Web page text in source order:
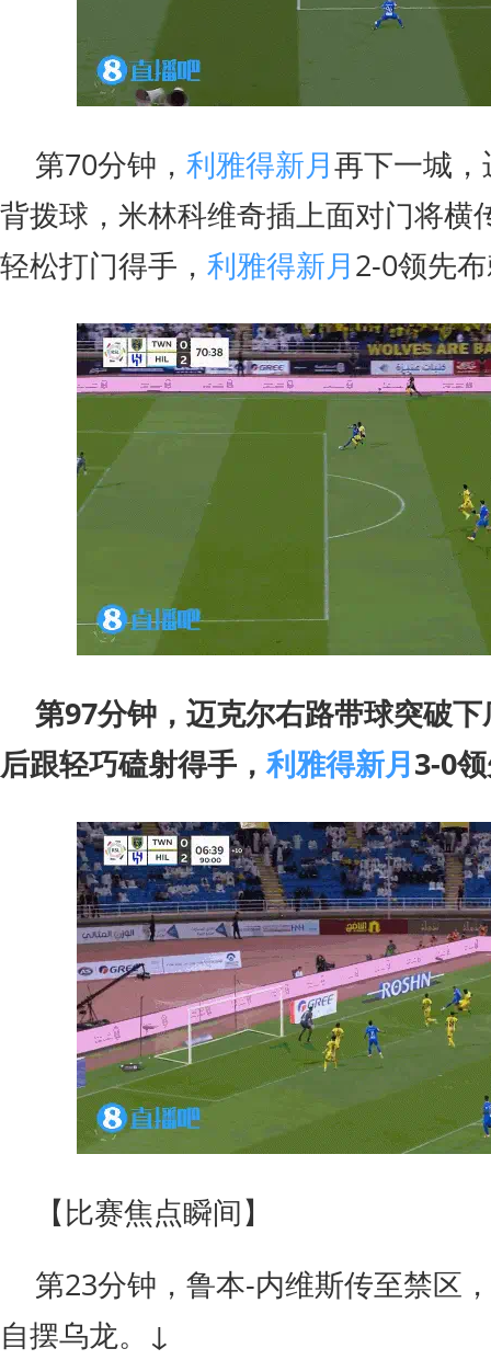
第70分钟， 利雅得新月再下一城
背拨球，米林科维奇插上面对门将横
轻松打门得手， 利雅得新月2-0领先
第97分钟，迈克尔右路带球突破
后跟轻巧磕射得手，利雅得新月3-0
【比赛焦点瞬间】
第23分钟，鲁本-内维斯传至禁区
自摆乌龙。↓